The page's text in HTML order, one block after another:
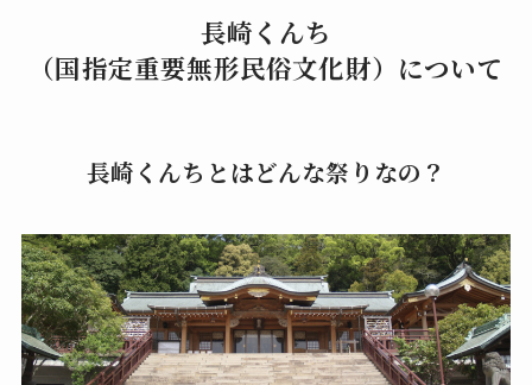
長崎くんち
（国指定重要無形民俗文化財）について
長崎くんちとはどんな祭りなの？